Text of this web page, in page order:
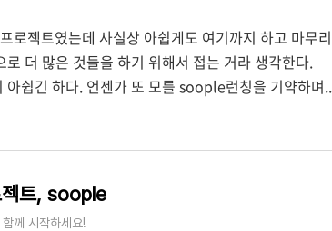
로젝트였는데 사실상 아쉽게도 여기까지 하고 마무리
더 많은 것들을 하기 위해서 접는 거라 생각한다.
쉽긴 하다. 언젠가 또 모를 soople런칭을 기약하며..
젝트, soople
께 시작하세요!